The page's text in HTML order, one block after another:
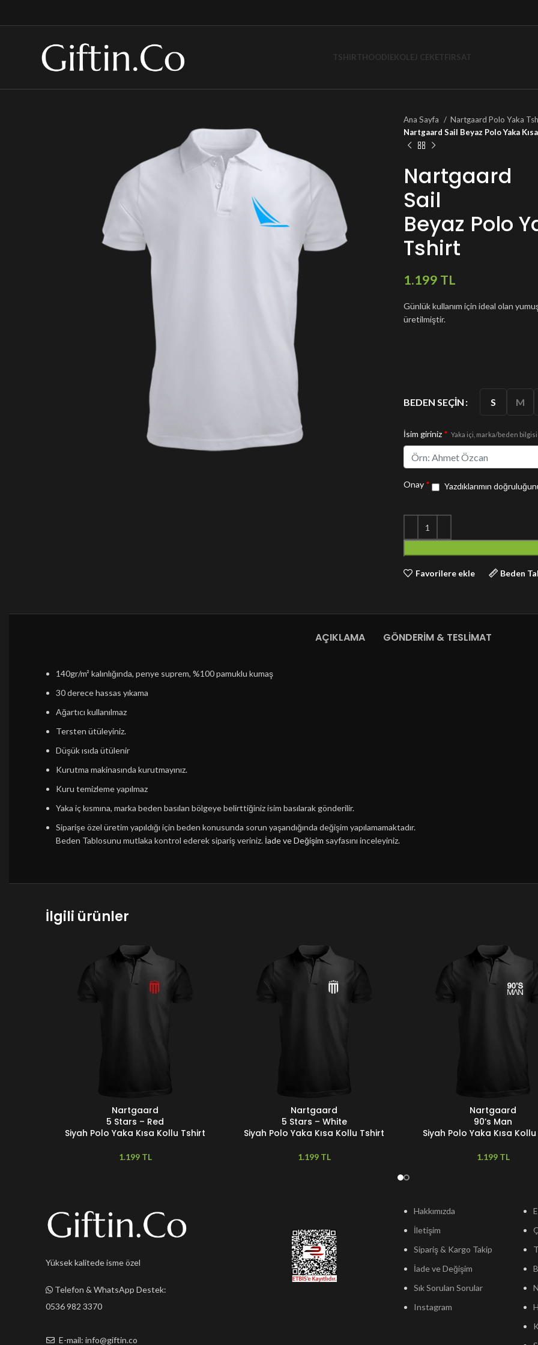
TSHIRTHOODIEKOLEJ CEKETFIRSAT
Ana Sayfa Nartgaard Polo Yaka
Nartgaard Sail Beyaz Polo Yaka
Nartgaard
Sail
Beyaz Polo
Tshirt
TL
Günlük kullanım için ideal olan
üretilmiştir.
BEDEN SEÇIN S M
İsim giriniz * Yaka içi, marka/beden bilgisi
Onay * Yazdıklarımın
Favorilere ekle Beden
AÇIKLAMA GÖNDERIM & TESLIMAT
140gr/m² kalınlığında, penye suprem, %100 pamuklu kumaş
30 derece hassas yıkama
Ağartıcı kullanılmaz
Tersten ütüleyiniz.
Düşük ısıda ütülenir
Kurutma makinasında kurutmayınız.
Kuru temizleme yapılmaz
Yaka iç kısmına, marka beden basılan bölgeye belirttiğiniz isim basılarak gönderilir.
Siparişe özel üretim yapıldığı için beden konusunda sorun yaşandığında değişim yapılamamaktadır.
Beden Tablosunu mutlaka kontrol ederek sipariş veriniz. İade ve Değişim sayfasını inceleyiniz.
İlgili ürünler
Nartgaard
5 Stars – Red
Siyah Polo Yaka Kısa Kollu Tshirt
TL
Nartgaard
5 Stars – White
Siyah Polo Yaka Kısa Kollu Tshirt
TL
Nartgaard
90’s Man
Siyah Polo Yaka Kısa
TL
Yüksek kalitede isme özel
Telefon & WhatsApp Destek:
0536 982 3370
E-mail: info@giftin.co
Hakkımızda
İletişim
Sipariş & Kargo Takip
İade ve Değişim
Sık Sorulan Sorular
Instagram